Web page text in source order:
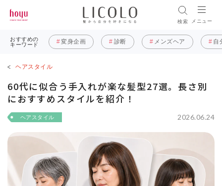
検索 メニュー
おすすめの
キーワード
変身企画 診断 メンズヘア 自
ヘアスタイル
60代に似合う手入れが楽な髪型27選。長さ別
におすすめスタイルを紹介！
2026.06.24
ヘアスタイル